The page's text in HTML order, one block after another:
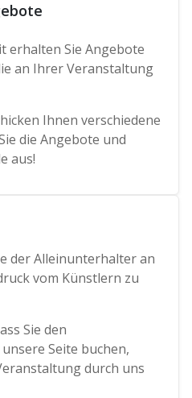
erhalten Sie Angebote
an Ihrer Veranstaltung
Ihnen verschiedene
die Angebote und
aus!
der Alleinunterhalter an
vom Künstlern zu
Sie den
Seite buchen,
durch uns